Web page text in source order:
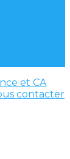
et CA
contacter